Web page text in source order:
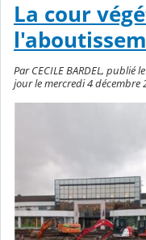
La cour
Par CECILE BARDEL, publié
jour le mercredi 4 décembre